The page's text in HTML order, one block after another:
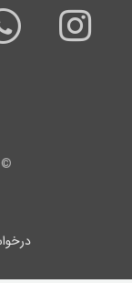
& Develop